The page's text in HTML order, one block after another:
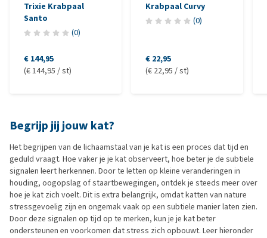
Trixie Krabpaal
Santo
(0)
€ 144,95
(€ 144,95 / st)
Krabpaal Curvy
(0)
€ 22,95
(€ 22,95 / st)
Begrijp jij jouw kat?
Het begrijpen van de lichaamstaal van je kat is een proces dat tijd en
geduld vraagt. Hoe vaker je je kat observeert, hoe beter je de subtiele
signalen leert herkennen. Door te letten op kleine veranderingen in
houding, oogopslag of staartbewegingen, ontdek je steeds meer over
hoe je kat zich voelt. Dit is extra belangrijk, omdat katten van nature
stressgevoelig zijn en ongemak vaak op een subtiele manier laten zien.
Door deze signalen op tijd op te merken, kun je je kat beter
ondersteunen en voorkomen dat stress zich opbouwt. Leer hieronder